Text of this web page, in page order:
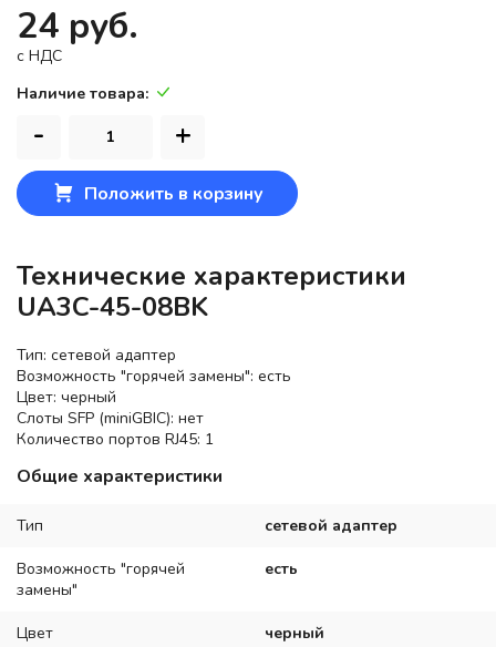
24 руб.
c НДС
Наличие товара:
- +
Положить в корзину
Технические характеристики
UA3C-45-08BK
Тип: сетевой адаптер
Возможность "горячей замены": есть
Цвет: черный
Слоты SFP (miniGBIC): нет
Количество портов RJ45: 1
Общие характеристики
Тип сетевой адаптер
Возможность "горячей
замены"
есть
Цвет черный